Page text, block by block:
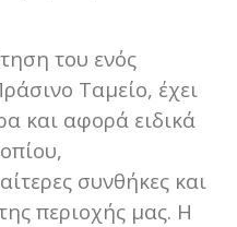
του ενός
Ταμείο, έχει
και αφορά ειδικά
συνθήκες και
περιοχής μας. Η